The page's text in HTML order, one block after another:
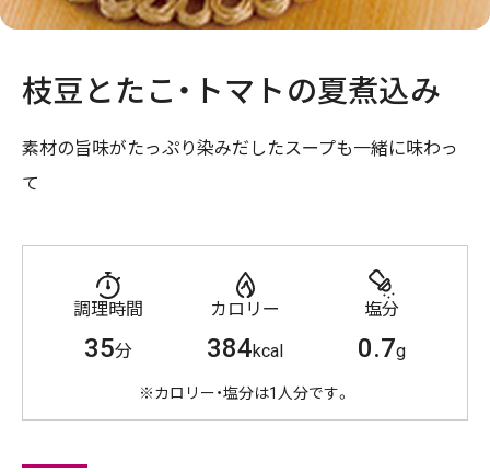
枝豆とたこ・トマトの夏煮込み
素材の旨味がたっぷり染みだしたスープも一緒に味わっ
て
調理時間
35分
カロリー
384kcal
塩分
0.7g
※カロリー・塩分は1人分です。